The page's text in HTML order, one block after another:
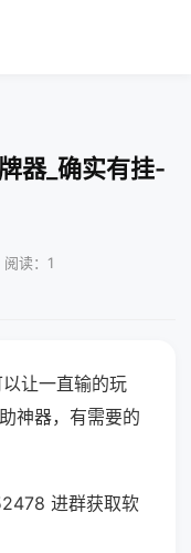
器_确实有挂-
读：1
让一直输的玩
神器，有需要的
进群获取软